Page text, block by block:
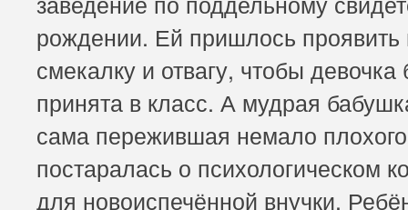
рождении. Ей пришлось
смекалку и отвагу, чтобы
принята в класс. А мудрая
сама пережившая немало
постаралась о психологическом
для новоиспечённой внучки.